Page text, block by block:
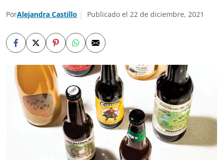
PorAlejandra Castillo Publicado el 22 de diciembre, 2021